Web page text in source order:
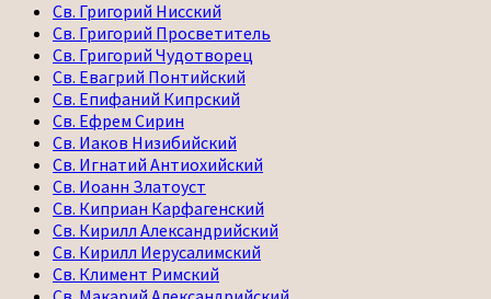
Св. Григорий Нисский
Св. Григорий Просветитель
Св. Григорий Чудотворец
Св. Евагрий Понтийский
Св. Епифаний Кипрский
Св. Ефрем Сирин
Св. Иаков Низибийский
Св. Игнатий Антиохийский
Св. Иоанн Златоуст
Св. Киприан Карфагенский
Св. Кирилл Александрийский
Св. Кирилл Иерусалимский
Св. Климент Римский